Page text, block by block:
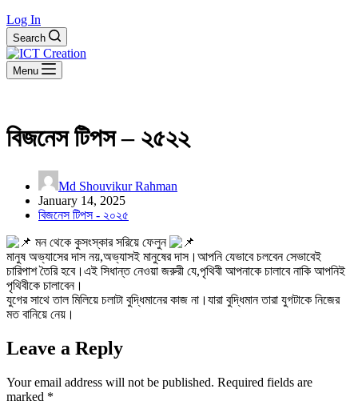
Log In
Search
Menu
বিজনেস টিপস – ২৫২২
Md Shouvikur Rahman
January 14, 2025
বিজনেস টিপস - ২০২৫
মন থেকে কুসংস্কার সরিয়ে ফেলুন
মানুষ অভ্যাসের দাস নয়,অভ্যাসই মানুষের দাস।আপনি যেভাবে চলবেন সেভাবেই
চারিপাশ তৈরি হবে।এই সিধান্ত নেওয়া জরুরী যে,পৃথিবী আপনাকে চালাবে নাকি আপনিই
পৃথিবীকে চালাবেন।
যুগের সাথে তাল মিলিয়ে চলাটা বুদ্ধিমানের কাজ না।যারা বুদ্ধিমান তারা যুগটাকে নিজের
মত বানিয়ে নেয়।
Leave a Reply
Your email address will not be published. Required fields are
marked *